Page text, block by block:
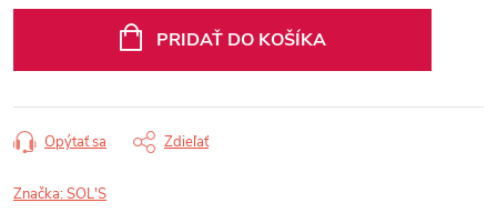
PRIDAŤ DO KOŠÍKA
Opýtať sa Zdieľať
Značka:SOL'S